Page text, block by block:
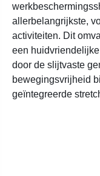
allerbelangrijkste,
activiteiten. Dit
een
door de slijtvaste
bewegingsvrijheid
geïntegreerde